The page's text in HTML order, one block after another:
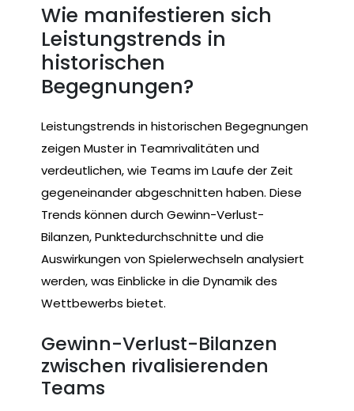
Wie manifestieren sich
Leistungstrends in
historischen
Begegnungen?
Leistungstrends in historischen Begegnungen
zeigen Muster in Teamrivalitäten und
verdeutlichen, wie Teams im Laufe der Zeit
gegeneinander abgeschnitten haben. Diese
Trends können durch Gewinn-Verlust-
Bilanzen, Punktedurchschnitte und die
Auswirkungen von Spielerwechseln analysiert
werden, was Einblicke in die Dynamik des
Wettbewerbs bietet.
Gewinn-Verlust-Bilanzen
zwischen rivalisierenden
Teams